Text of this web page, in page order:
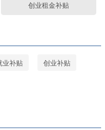
创业租金补贴
业补贴 创业补贴